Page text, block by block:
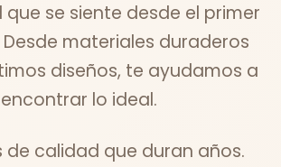
se siente desde el primer
materiales duraderos
diseños, te ayudamos a
encontrar lo ideal.
calidad que duran años.